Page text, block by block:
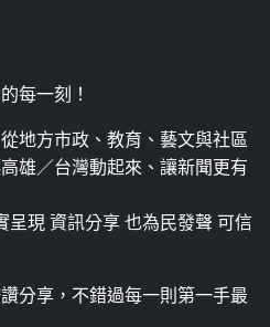
每一刻！
地方市政、教育、藝文與社區
雄／台灣動起來、讓新聞更有
呈現 資訊分享 也為民發聲 可信
分享，不錯過每一則第一手最